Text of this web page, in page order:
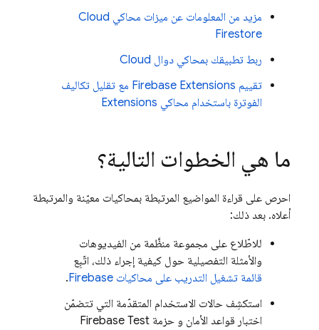
مزيد من المعلومات عن ميزات محاكي Cloud
Firestore
ربط تطبيقك بمحاكي دوال Cloud
تقييم Firebase Extensions مع تقليل تكاليف
الفوترة باستخدام محاكي Extensions
ما هي الخطوات التالية؟
احرص على قراءة المواضيع المرتبطة بمحاكيات معيّنة والمرتبطة
أعلاه. بعد ذلك:
للاطّلاع على مجموعة منظَّمة من الفيديوهات
والأمثلة التفصيلية حول كيفية إجراء ذلك، اتّبِع
قائمة تشغيل التدريب على محاكيات Firebase
.
استكشِف حالات الاستخدام المتقدّمة التي تتضمّن
اختبار قواعد الأمان و حزمة Firebase Test